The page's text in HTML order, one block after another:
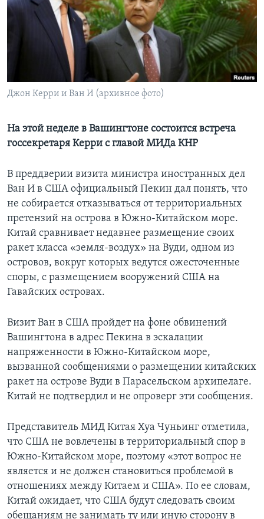
Learning English
СОЦИАЛЬНЫЕ СЕТИ
Джон Керри и Ван И (архивное фото)
На этой неделе в Вашингтоне состоится встреча
госсекретаря Керри с главой МИДа КНР
В преддверии визита министра иностранных дел
Ван И в США официальный Пекин дал понять, что
не собирается отказываться от территориальных
претензий на острова в Южно-Китайском море.
Китай сравнивает недавнее размещение своих
ракет класса «земля-воздух» на Вуди, одном из
островов, вокруг которых ведутся ожесточенные
споры, с размещением вооружений США на
Гавайских островах.
Визит Ван в США пройдет на фоне обвинений
Вашингтона в адрес Пекина в эскалации
напряженности в Южно-Китайском море,
вызванной сообщениями о размещении китайских
ракет на острове Вуди в Парасельском архипелаге.
Китай не подтвердил и не опроверг эти сообщения.
Представитель МИД Китая Хуа Чуньинг отметила,
что США не вовлечены в территориальный спор в
Южно-Китайском море, поэтому «этот вопрос не
является и не должен становиться проблемой в
отношениях между Китаем и США». По ее словам,
Китай ожидает, что США будут следовать своим
обещаниям не занимать ту или иную сторону в